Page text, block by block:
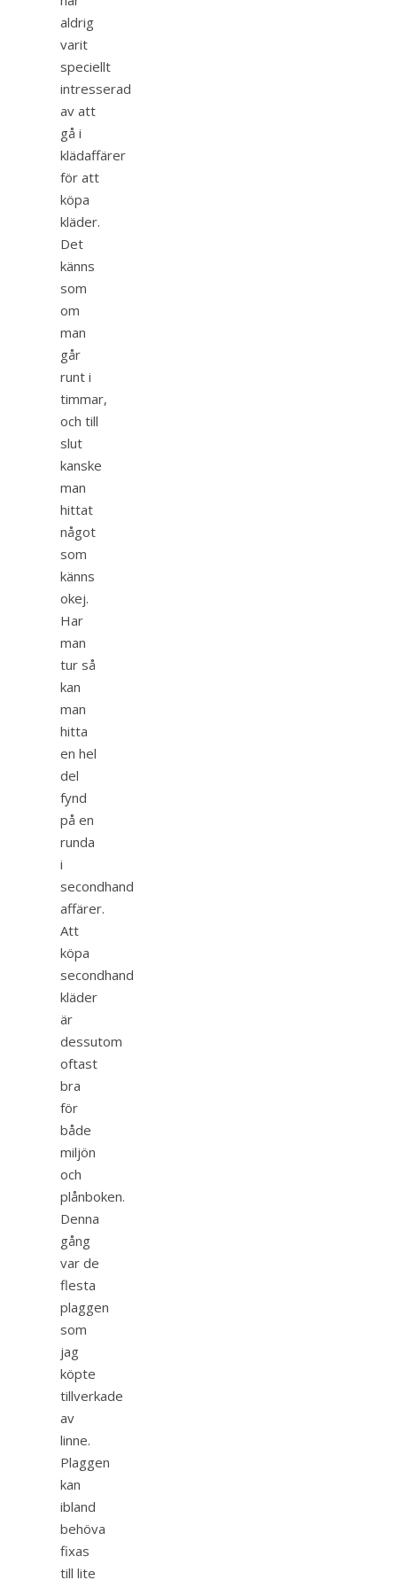
aldrig
varit
speciellt
intresserad
av att
gå i
klädaffärer
för att
köpa
kläder.
Det
känns
som
om
man
går
runt i
timmar,
och till
slut
kanske
man
hittat
något
som
känns
okej.
Har
man
tur så
kan
man
hitta
en hel
del
fynd
på en
runda
i
secondhand
affärer.
Att
köpa
secondhand
kläder
är
dessutom
oftast
bra
för
både
miljön
och
plånboken.
Denna
gång
var de
flesta
plaggen
som
jag
köpte
tillverkade
av
linne.
Plaggen
kan
ibland
behöva
fixas
till lite